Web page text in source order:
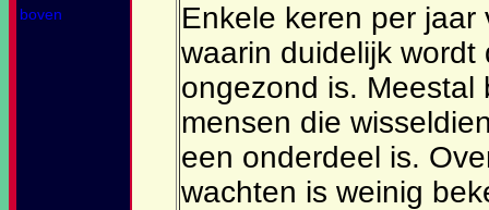
boven
Enkele keren per
waarin duidelijk
ongezond is. Meestal
mensen die
een onderdeel is.
wachten is weinig